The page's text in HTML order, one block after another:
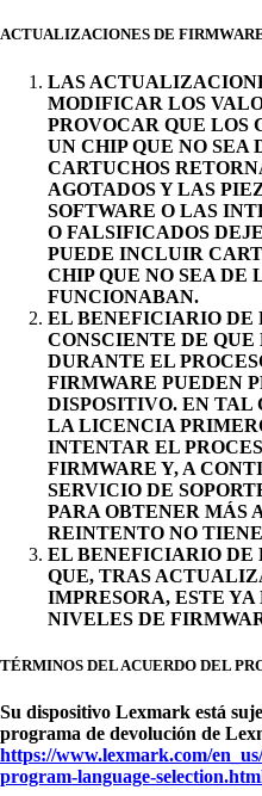
ACTUALIZACIONES DE
LAS
MODIFICAR LOS
PROVOCAR QUE LOS
UN CHIP QUE NO SEA
CARTUCHOS
AGOTADOS Y LAS
SOFTWARE O LAS
O FALSIFICADOS
PUEDE INCLUIR
CHIP QUE NO SEA DE
FUNCIONABAN.
EL BENEFICIARIO DE
CONSCIENTE DE
DURANTE EL
FIRMWARE PUEDEN
DISPOSITIVO. EN TAL
LA LICENCIA
INTENTAR EL
FIRMWARE Y, A
SERVICIO DE
PARA OBTENER MÁS
REINTENTO NO
EL BENEFICIARIO DE
QUE, TRAS
IMPRESORA, ESTE YA
NIVELES DE
TÉRMINOS DEL ACUERDO DEL
Su dispositivo Lexmark está
programa de devolución de
https://www.lexmark.com/
program-language-